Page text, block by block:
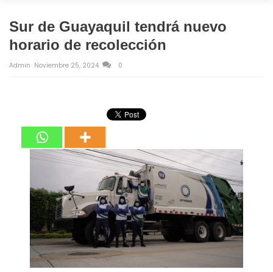
Sur de Guayaquil tendrá nuevo
horario de recolección
Admin Noviembre 25, 2024 0